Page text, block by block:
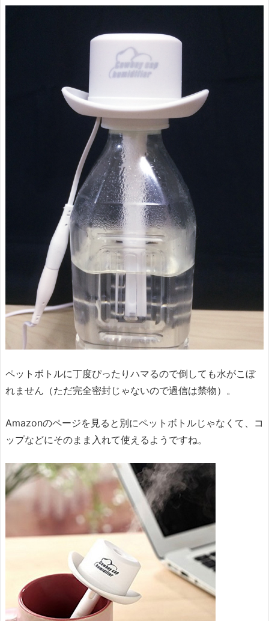
ペットボトルに丁度ぴったりハマるので倒しても水がこぼ
れません（ただ完全密封じゃないので過信は禁物）。
Amazonのページを見ると別にペットボトルじゃなくて、コ
ップなどにそのまま入れて使えるようですね。